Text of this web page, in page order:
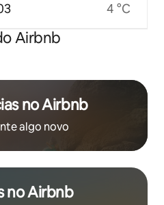
4 °C
Airbnb
no Airbnb
algo novo
no Airbnb